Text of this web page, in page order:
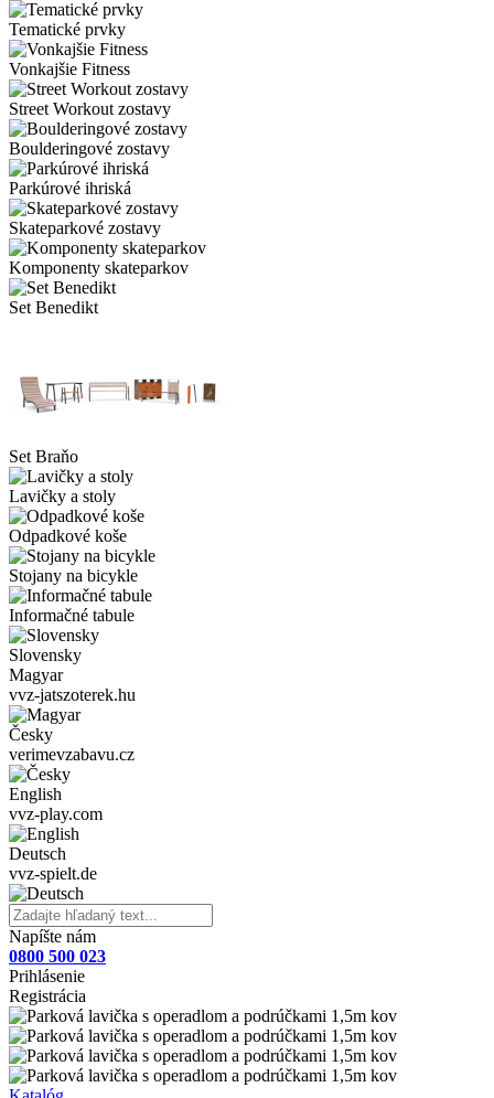
Tematické prvky
Vonkajšie Fitness
Street Workout zostavy
Boulderingové zostavy
Parkúrové ihriská
Skateparkové zostavy
Komponenty skateparkov
Set Benedikt
Set Braňo
Lavičky a stoly
Odpadkové koše
Stojany na bicykle
Informačné tabule
Slovensky
Magyar
vvz-jatszoterek.hu
Česky
verimevzabavu.cz
English
vvz-play.com
Deutsch
vvz-spielt.de
Napíšte nám
0800 500 023
Prihlásenie
Registrácia